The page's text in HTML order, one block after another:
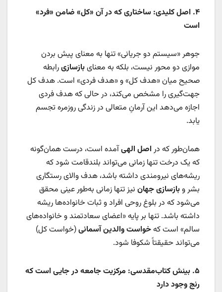
۴. اصل کلیدی: ساختاری که در آن «کل» ضامن «فرد»
است
جوهر «سیستم دو جریانی» تنها به معنای پیش بردن
موازی دو محور نیست، بلکه به معنایبازسازیرابطه
صحیح میان «هدف کل» و «هدف فردی» است. هدف کل
جهت‌گیری را مشخص می‌کند، در حالی که هدف فردی
اجازه می‌دهد این آرمانِ متعالی در زندگی روزمره تجسم
یابد.
همان‌طور که در اصل الهیآمده است، درست همان‌گونه
که یک درخت تنها زمانی می‌تواند بلندقامت شود که
ریشه‌های نیرومندی داشته باشد، هدف والای رستگاری
بشر وبازسازی جهان نیز تنها زمانی به‌طور عینی محقق
می‌شود که در بلوغ روحی افراد و ثبات خانواده‌ها ریشه
داشته باشد. تنها بر پایه «اعضای سعادتمند و خانواده‌های
سالم» است کهخواست والدین آسمانی(خواست کل)
می‌تواند حقیقتاً شکوفا شود.
۵. بینش کتاب‌مقدسی: مرکزیت جامعه در جایی است که
رنج وجود دارد